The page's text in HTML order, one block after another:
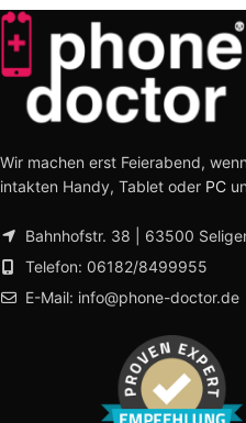
Wir machen erst Feierabend,
intakten Handy, Tablet oder PC
Bahnhofstr. 38 | 63500
Telefon: 06182/8499955
E-Mail: info@phone-doctor.de